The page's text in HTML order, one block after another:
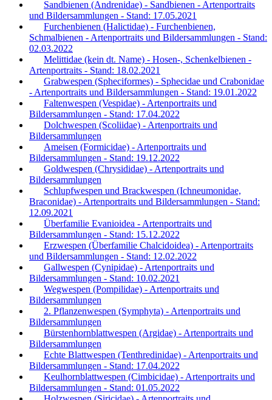
Sandbienen (Andrenidae) - Sandbienen - Artenportraits
und Bildersammlungen - Stand: 17.05.2021
Furchenbienen (Halictidae) - Furchenbienen,
Schmalbienen - Artenportraits und Bildersammlungen - Stand:
02.03.2022
Melittidae (kein dt. Name) - Hosen-, Schenkelbienen -
Artenportraits - Stand: 18.02.2021
Grabwespen (Spheciformes) - Sphecidae und Crabonidae
- Artenportraits und Bildersammlungen - Stand: 19.01.2022
Faltenwespen (Vespidae) - Artenportraits und
Bildersammlungen - Stand: 17.04.2022
Dolchwespen (Scoliidae) - Artenportraits und
Bildersammlungen
Ameisen (Formicidae) - Artenportraits und
Bildersammlungen - Stand: 19.12.2022
Goldwespen (Chrysididae) - Artenportraits und
Bildersammlungen
Schlupfwespen und Brackwespen (Ichneumonidae,
Braconidae) - Artenportraits und Bildersammlungen - Stand:
12.09.2021
Überfamilie Evanioidea - Artenportraits und
Bildersammlungen - Stand: 15.12.2022
Erzwespen (Überfamilie Chalcidoidea) - Artenportraits
und Bildersammlungen - Stand: 12.02.2022
Gallwespen (Cynipidae) - Artenportraits und
Bildersammlungen - Stand: 10.02.2021
Wegwespen (Pompilidae) - Artenportraits und
Bildersammlungen
2. Pflanzenwespen (Symphyta) - Artenportraits und
Bildersammlungen
Bürstenhornblattwespen (Argidae) - Artenportraits und
Bildersammlungen
Echte Blattwespen (Tenthredinidae) - Artenportraits und
Bildersammlungen - Stand: 17.04.2022
Keulhornblattwespen (Cimbicidae) - Artenportraits und
Bildersammlungen - Stand: 01.05.2022